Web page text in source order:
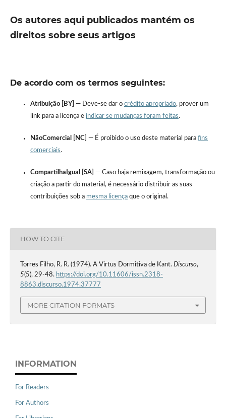
Os autores aqui publicados mantém os
direitos sobre seus artigos
De acordo com os termos seguintes:
Atribuição [BY] — Deve-se dar o crédito apropriado, prover um
link para a licença e indicar se mudanças foram feitas.
NãoComercial [NC] — É proibido o uso deste material para fins
comerciais.
CompartilhaIgual [SA] — Caso haja remixagem, transformação ou
criação a partir do material, é necessário distribuir as suas
contribuições sob a mesma licençaque o original.
HOW TO CITE
Torres Filho, R. R. (1974). A Virtus Dormitiva de Kant. Discurso,
5(5), 29-48. https://doi.org/10.11606/issn.2318-
8863.discurso.1974.37777
MORE CITATION FORMATS
INFORMATION
For Readers
For Authors